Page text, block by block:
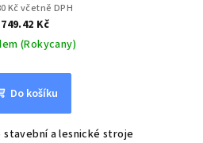
Kč včetně DPH
749.42 Kč
(Rokycany)
Do košíku
a lesnické stroje